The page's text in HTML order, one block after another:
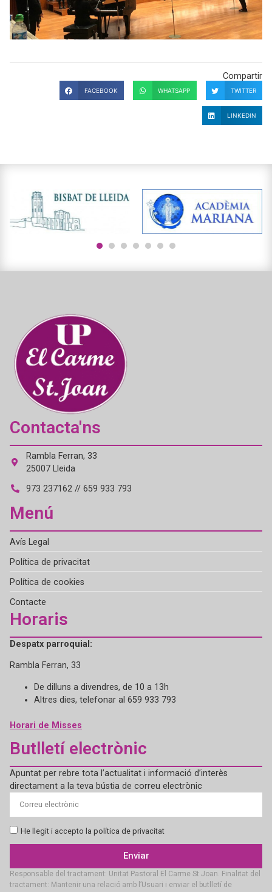
Compartir
FACEBOOK WHATSAPP TWITTER
LINKEDIN
Contacta'ns
Rambla Ferran, 33
25007 Lleida
973 237162 // 659 933 793
Menú
Avís Legal
Política de privacitat
Política de cookies
Contacte
Horaris
Despatx parroquial:
Rambla Ferran, 33
De dilluns a divendres, de 10 a 13h
Altres dies, telefonar al 659 933 793
Horari de Misses
Butlletí electrònic
Apuntat per rebre tota l’actualitat i informació d’interès
directament a la teva bústia de correu electrònic
He llegit i accepto la política de privacitat
Enviar
Responsable del tractament: Unitat Pastoral El Carme St Joan. Finalitat del
tractament: Mantenir una relació amb l’Usuari i enviar el butlletí de